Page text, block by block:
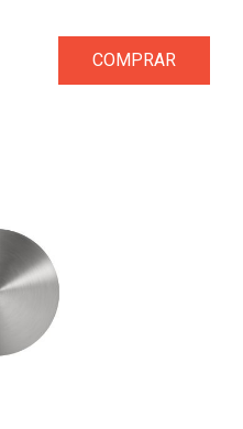
COMPRAR